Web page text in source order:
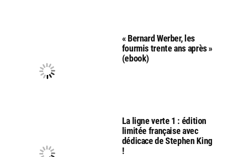
« Bernard Werber, les
fourmis trente ans après »
(ebook)
La ligne verte 1 : édition
limitée française avec
dédicace de Stephen King
!